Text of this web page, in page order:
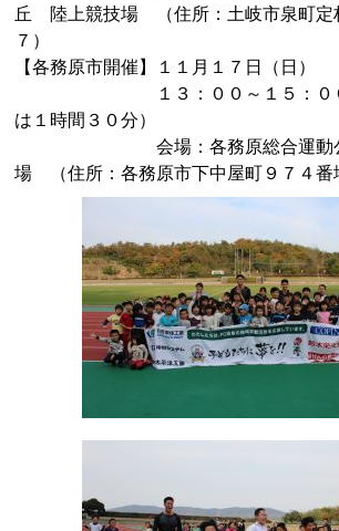
丘 陸上競技場 （住所：土岐市泉町定
７）
【各務原市開催】１１月１７日（日）
１３：００～１５：００（
は１時間３０分）
会場：各務原総合運動公
場 （住所：各務原市下中屋町９７４番